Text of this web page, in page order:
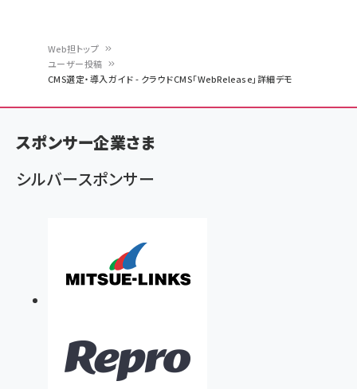
ン
く
ず
Web担トップ
ユーザー投稿
CMS選定・導入ガイド - クラウドCMS「WebRelease」詳細デモ
スポンサー企業さま
シルバースポンサー